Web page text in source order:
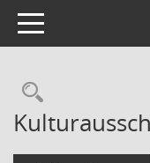
Toggle navigation